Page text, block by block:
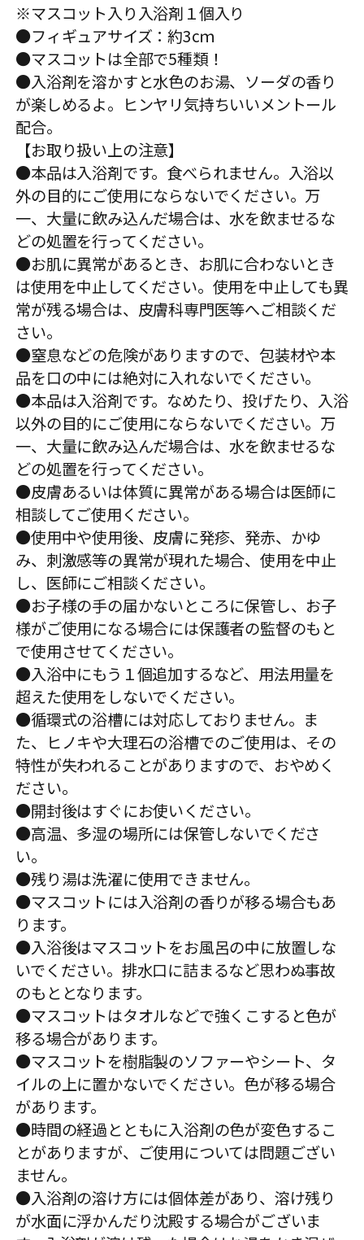
※マスコット入り入浴剤１個入り
●フィギュアサイズ：約3cｍ
●マスコットは全部で5種類！
●入浴剤を溶かすと水色のお湯、ソーダの香り
が楽しめるよ。ヒンヤリ気持ちいいメントール
配合。
【お取り扱い上の注意】
●本品は入浴剤です。食べられません。入浴以
外の目的にご使用にならないでください。万
一、大量に飲み込んだ場合は、水を飲ませるな
どの処置を行ってください。
●お肌に異常があるとき、お肌に合わないとき
は使用を中止してください。使用を中止しても異
常が残る場合は、皮膚科専門医等へご相談くだ
さい。
●窒息などの危険がありますので、包装材や本
品を口の中には絶対に入れないでください。
●本品は入浴剤です。なめたり、投げたり、入浴
以外の目的にご使用にならないでください。万
一、大量に飲み込んだ場合は、水を飲ませるな
どの処置を行ってください。
●皮膚あるいは体質に異常がある場合は医師に
相談してご使用ください。
●使用中や使用後、皮膚に発疹、発赤、かゆ
み、刺激感等の異常が現れた場合、使用を中止
し、医師にご相談ください。
●お子様の手の届かないところに保管し、お子
様がご使用になる場合には保護者の監督のもと
で使用させてください。
●入浴中にもう１個追加するなど、用法用量を
超えた使用をしないでください。
●循環式の浴槽には対応しておりません。ま
た、ヒノキや大理石の浴槽でのご使用は、その
特性が失われることがありますので、おやめく
ださい。
●開封後はすぐにお使いください。
●高温、多湿の場所には保管しないでくださ
い。
●残り湯は洗濯に使用できません。
●マスコットには入浴剤の香りが移る場合もあ
ります。
●入浴後はマスコットをお風呂の中に放置しな
いでください。排水口に詰まるなど思わぬ事故
のもととなります。
●マスコットはタオルなどで強くこすると色が
移る場合があります。
●マスコットを樹脂製のソファーやシート、タ
イルの上に置かないでください。色が移る場合
があります。
●時間の経過とともに入浴剤の色が変色するこ
とがありますが、ご使用については問題ござい
ません。
●入浴剤の溶け方には個体差があり、溶け残り
が水面に浮かんだり沈殿する場合がございま